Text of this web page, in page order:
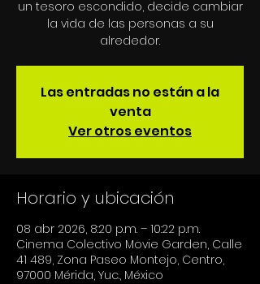
un tesoro escondido, decide cambiar
la vida de las personas a su
alrededor.
Las entradas no están a la
venta
Ver otros eventos
Horario y ubicación
08 abr 2026, 8:20 p.m. – 10:22 p.m.
Cinema Colectivo Movie Garden, Calle
41 489, Zona Paseo Montejo, Centro,
97000 Mérida, Yuc., México